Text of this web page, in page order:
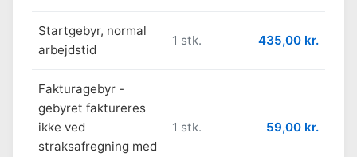
Startgebyr, normal
arbejdstid
1 stk. 435,00 kr.
Fakturagebyr -
gebyret faktureres
ikke ved
straksafregning med
1 stk. 59,00 kr.